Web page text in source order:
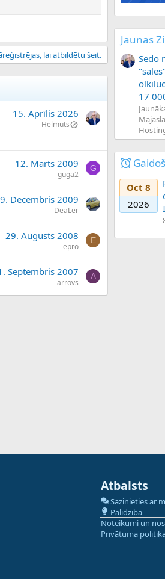
lai atbildētu šeit.
15. Aprīlis 2026
Helmuts
12. Marts 2009
guga2
G
Decembris 2009
DeaLer
29. Augusts 2008
epro
E
Septembris 2007
arrovs
A
Jaunas
Sedo
17
Oct 8
2026
Atbalsts
Sazinieties ar
Palīdzība
Noteikumi un
Privātuma